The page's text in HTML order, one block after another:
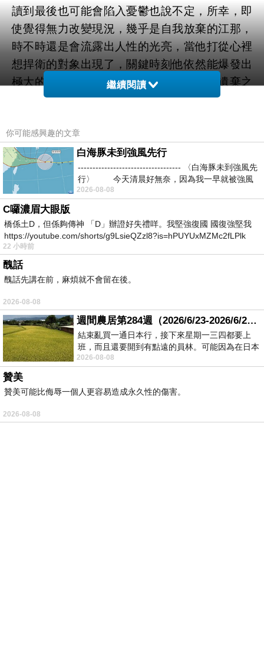
讀到最後也可能會陷入憂鬱也說不定，所幸，即
使覺得無力改變現況，幾乎是自我放棄的江那，
時不時還是會流露出人性的光亮，當他打從心裡
想捍衛的對象出現了，關鍵時刻他依然能爆發出
極大的勇氣，挺身而出加以保護，彷若《遺棄之
島》中，始終未曾停止自我療癒的大自然，展現
透過一名十七歲少年採第一人稱的敘述，《毀滅
前的香格里拉》以平易樸實的文字，串聯幾起事
件，細膩地刻劃出江那以及和他處在相同年齡層
的同學的靈魂，究竟是怎麼受傷的(如果有)，勾
勒出其他人物的性格特質，同時娓娓道出他們可
能面臨什麼樣的困境，點出單親家庭、校園霸凌
等，普遍存在現今社會的現象或問題，也反映出
世人在末日來臨時，做了什麼樣的選擇，但最重
【作品簡介】
☄ 2021年本屋大賞第7名 ☄
☄ 最動盪的時代，接住所有慌亂的柔軟系末日小
繼續閱讀
你可能感興趣的文章
白海豚未到強風先行
----------------------------------- 〈白海豚未到強風先
行〉 今天清晨好無奈，因為我一早就被強風
2026-08-08
C囉濃眉大眼版
橋係土D，但係夠傳神 「D」辦證好失禮咩。我堅強復國 國復強堅我
https://youtube.com/shorts/g9LsieQZzl8?is=hPUYUxMZMc2fLPlk
22 小時前
醜話
醜話先講在前，麻煩就不會留在後。
2026-08-08
週間農居第284週（2026/6/23-2026/6/24) 夏至 金黃稻浪洋溢豐收喜悅
結束亂買一通日本行，接下來星期一三四都要上
班，而且還要開到有點遠的員林。可能因為在日本
花不少錢，星期一出門上班時，心裡沒有一
2026-08-08
贊美
贊美可能比侮辱一個人更容易造成永久性的傷害。
2026-08-08